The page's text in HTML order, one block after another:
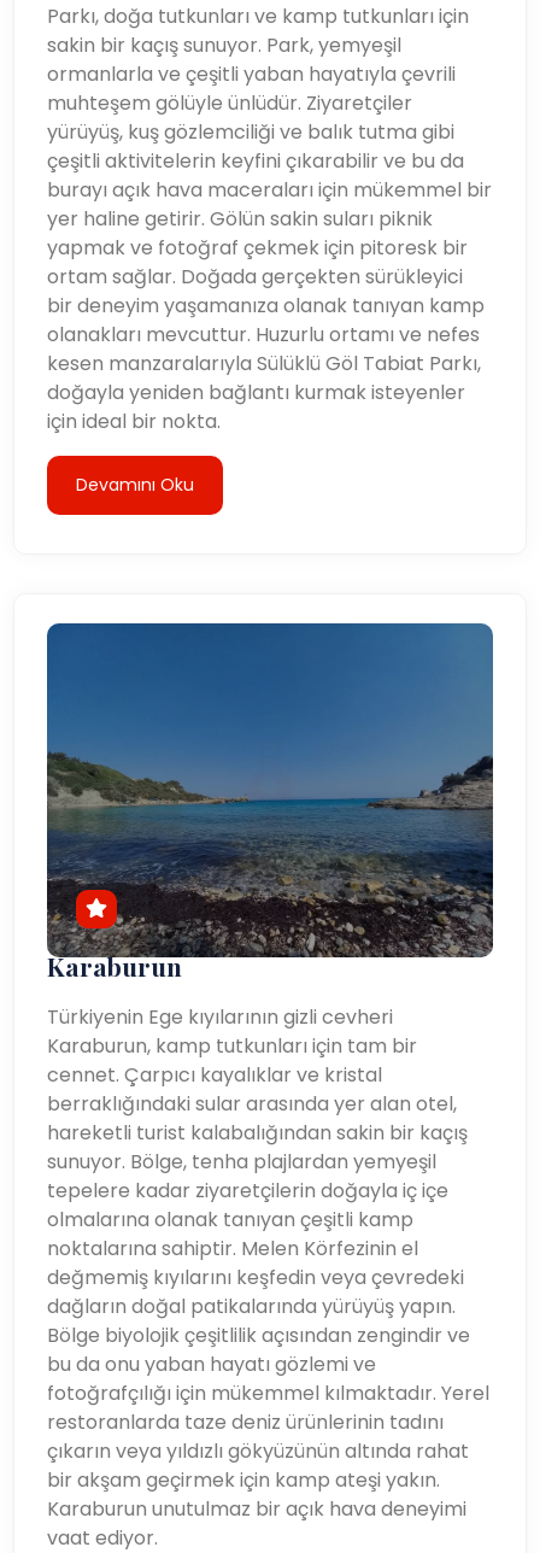
Parkı, doğa tutkunları ve kamp tutkunları için
sakin bir kaçış sunuyor. Park, yemyeşil
ormanlarla ve çeşitli yaban hayatıyla çevrili
muhteşem gölüyle ünlüdür. Ziyaretçiler
yürüyüş, kuş gözlemciliği ve balık tutma gibi
çeşitli aktivitelerin keyfini çıkarabilir ve bu da
burayı açık hava maceraları için mükemmel bir
yer haline getirir. Gölün sakin suları piknik
yapmak ve fotoğraf çekmek için pitoresk bir
ortam sağlar. Doğada gerçekten sürükleyici
bir deneyim yaşamanıza olanak tanıyan kamp
olanakları mevcuttur. Huzurlu ortamı ve nefes
kesen manzaralarıyla Sülüklü Göl Tabiat Parkı,
doğayla yeniden bağlantı kurmak isteyenler
için ideal bir nokta.
Devamını Oku
Karaburun
Türkiyenin Ege kıyılarının gizli cevheri
Karaburun, kamp tutkunları için tam bir
cennet. Çarpıcı kayalıklar ve kristal
berraklığındaki sular arasında yer alan otel,
hareketli turist kalabalığından sakin bir kaçış
sunuyor. Bölge, tenha plajlardan yemyeşil
tepelere kadar ziyaretçilerin doğayla iç içe
olmalarına olanak tanıyan çeşitli kamp
noktalarına sahiptir. Melen Körfezinin el
değmemiş kıyılarını keşfedin veya çevredeki
dağların doğal patikalarında yürüyüş yapın.
Bölge biyolojik çeşitlilik açısından zengindir ve
bu da onu yaban hayatı gözlemi ve
fotoğrafçılığı için mükemmel kılmaktadır. Yerel
restoranlarda taze deniz ürünlerinin tadını
çıkarın veya yıldızlı gökyüzünün altında rahat
bir akşam geçirmek için kamp ateşi yakın.
Karaburun unutulmaz bir açık hava deneyimi
vaat ediyor.